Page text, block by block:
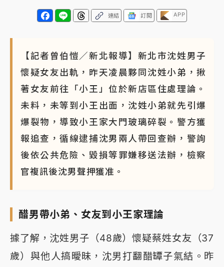
連結 訂閱 APP
【記者曾伯愷／新北報導】新北市沈姓男子
懷疑女友出軌，昨天凌晨夥同沈姓小弟，揪
著女友前往「小王」位於新店區住處理論。
未料，未等到小王出面，沈姓小弟就先引爆
爆裂物，導致小王家大門玻璃碎裂。警方獲
報追查，循線逮捕沈男兩人帶回查辦，警詢
後依公共危險、毀損等罪嫌移送法辦，檢察
官複訊後沈男聲押獲准。
醋男帶小弟、女友到小王家理論
據了解，沈姓男子（48歲）懷疑蔡姓女友（37
歲）與他人搞曖昧，沈男打翻醋罈子氣結。昨